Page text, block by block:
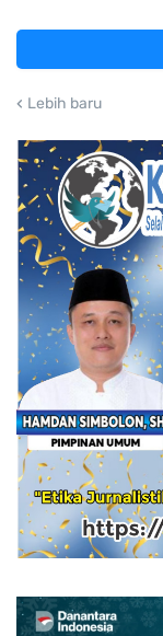
Lebih baru